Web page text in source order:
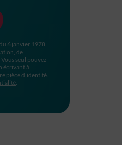
6 janvier 1978,
de
seul pouvez
écrivant à
pièce d’identité.
.